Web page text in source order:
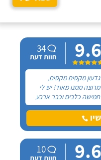
9.6
34
חוות דעת
גדעון מקסים מקסים,
מרוצה ממנו מאוד! יש לי
חמישה כלבים וכבר ארבע
שנים, כל פעם שיש לי
נסיעה והיעדרות מהבית,
אני שמה אצלו את הכלבים,
אותו ומאושרים כשהם
חוזרים הביתה - ממליצה
9.6
10
חוות דעת